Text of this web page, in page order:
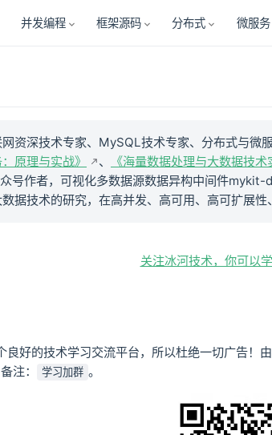
并发编程 框架源码 分布式 微服务
资深技术专家、MySQL技术专家、分布式与微服
原理与实战》 、 《海量数据处理与大数据技术
号作者，可视化多数据源数据异构中间件
据技术的研究，在高并发、高可用、高可扩展性
关注冰河技术，你可以学
良好的技术学习交流平台，所以杜绝一切广告！
注：
学习加群 。